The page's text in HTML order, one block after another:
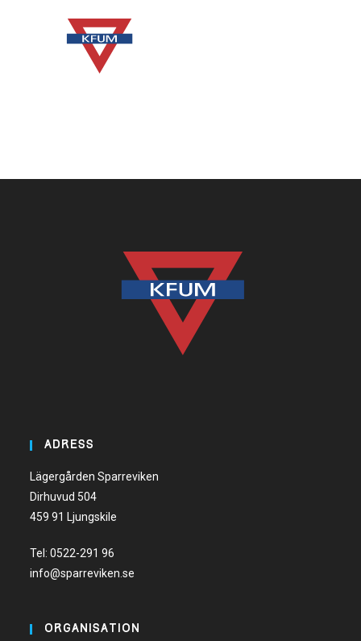
ADRESS
Lägergården Sparreviken
Dirhuvud 504
459 91 Ljungskile
Tel:0522-291 96
info@sparreviken.se
ORGANISATION